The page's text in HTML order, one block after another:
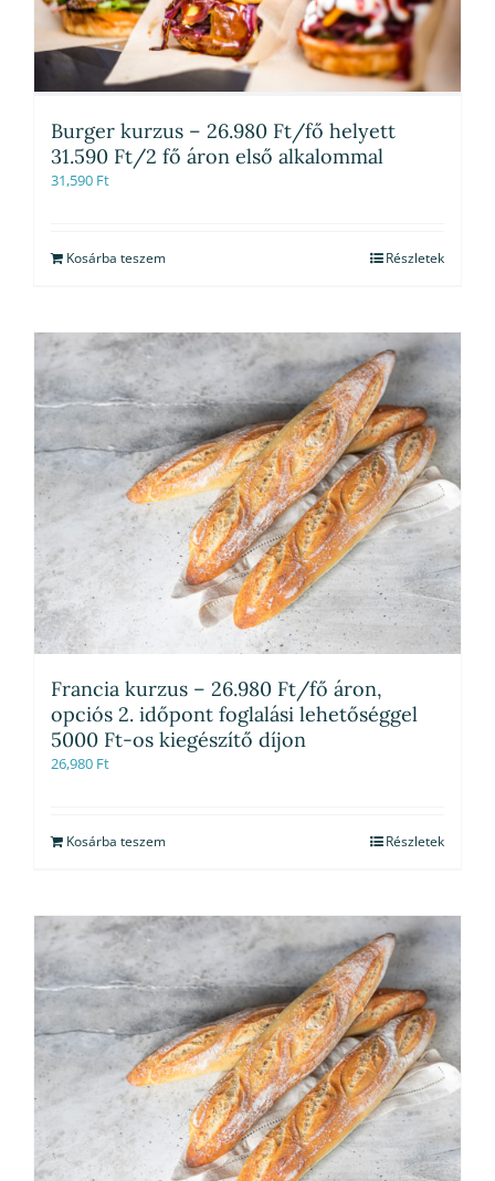
Burger kurzus – 26.980 Ft/fő helyett
31.590 Ft/2 fő áron első alkalommal
31,590 Ft
Kosárba teszem Részletek
Francia kurzus – 26.980 Ft/fő áron,
opciós 2. időpont foglalási lehetőséggel
5000 Ft-os kiegészítő díjon
26,980 Ft
Kosárba teszem Részletek